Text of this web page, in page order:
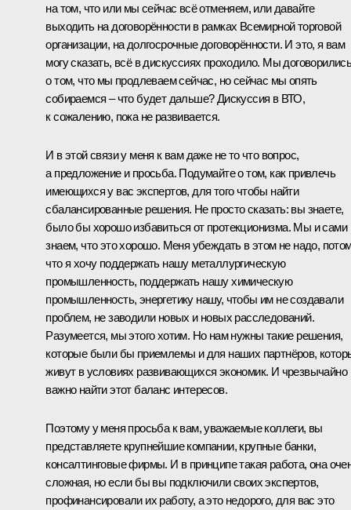
на том, что или мы сейчас всё отменяем, или давайте
выходить на договорённости в рамках Всемирной торговой
организации, на долгосрочные договорённости. И это, я вам
могу сказать, всё в дискуссиях проходило. Мы
о том, что мы продлеваем сейчас, но сейчас мы опять
собираемся – что будет дальше? Дискуссия в ВТО,
к сожалению, пока не развивается.
И в этой связи у меня к вам даже не то что вопрос,
а предложение и просьба. Подумайте о том, как привлечь
имеющихся у вас экспертов, для того чтобы найти
сбалансированные решения. Не просто сказать: вы знаете,
было бы хорошо избавиться от протекционизма. Мы и сами
знаем, что это хорошо. Меня убеждать в этом не надо,
что я хочу поддержать нашу металлургическую
промышленность, поддержать нашу химическую
промышленность, энергетику нашу, чтобы им не создавали
проблем, не заводили новых и новых расследований.
Разумеется, мы этого хотим. Но нам нужны такие решения,
которые были бы приемлемы и для наших партнёров,
живут в условиях развивающихся экономик. И чрезвычайно
важно найти этот баланс интересов.
Поэтому у меня просьба к вам, уважаемые коллеги, вы
представляете крупнейшие компании, крупные банки,
консалтинговые фирмы. И в принципе такая работа, она
сложная, но если бы вы подключили своих экспертов,
профинансировали их работу, а это недорого, для вас это